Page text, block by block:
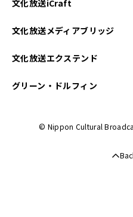
2022年08月
2022年07月
文化放送iCraft
文化放送メディアブリッジ
文化放送エクステンド
グリーン・ドルフィン
© Nippon Cultural